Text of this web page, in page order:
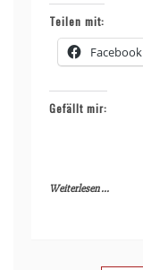
Teilen mit:
Facebook
Gefällt mir:
Weiterlesen ...